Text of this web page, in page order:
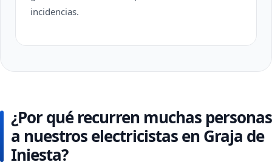
incidencias.
¿Por qué recurren muchas personas
a nuestros electricistas en Graja de
Iniesta?